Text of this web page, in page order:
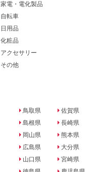
家電・電化製品
自転車
日用品
化粧品
アクセサリー
その他
鳥取県
島根県
岡山県
広島県
山口県
佐賀県
長崎県
熊本県
大分県
宮崎県